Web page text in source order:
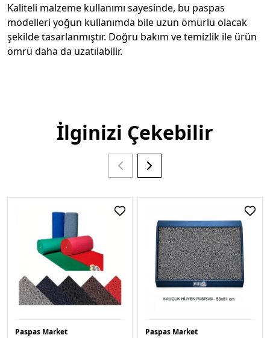
Kaliteli malzeme kullanımı sayesinde, bu paspas
modelleri yoğun kullanımda bile uzun ömürlü olacak
şekilde tasarlanmıştır. Doğru bakım ve temizlik ile ürün
ömrü daha da uzatılabilir.
İlginizi Çekebilir
Paspas Market Paspas Market